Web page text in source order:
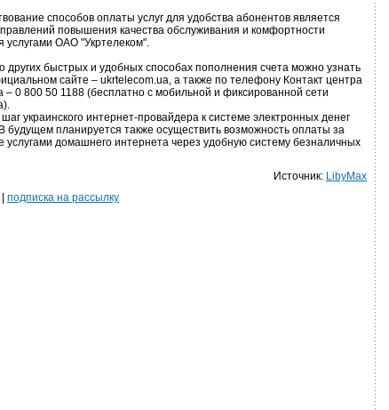
способов оплаты услуг для удобства абонентов является
повышения качества обслуживания и комфортности
услугами ОАО "Укртелеком".
других быстрых и удобных способах пополнения счета можно узнать
сайте – ukrtelecom.ua, а также по телефону Контакт центра
– 0 800 50 1188 (бесплатно с мобильной и фиксированной сети
украинского интернет-провайдера к системе электронных денег
будущем планируется также осуществить возможность оплаты за
услугами домашнего интернета через удобную систему безналичных
Источник: LibyMax
подписка на рассылку